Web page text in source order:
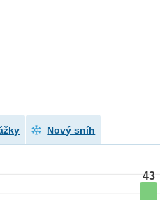
Nový sníh
43